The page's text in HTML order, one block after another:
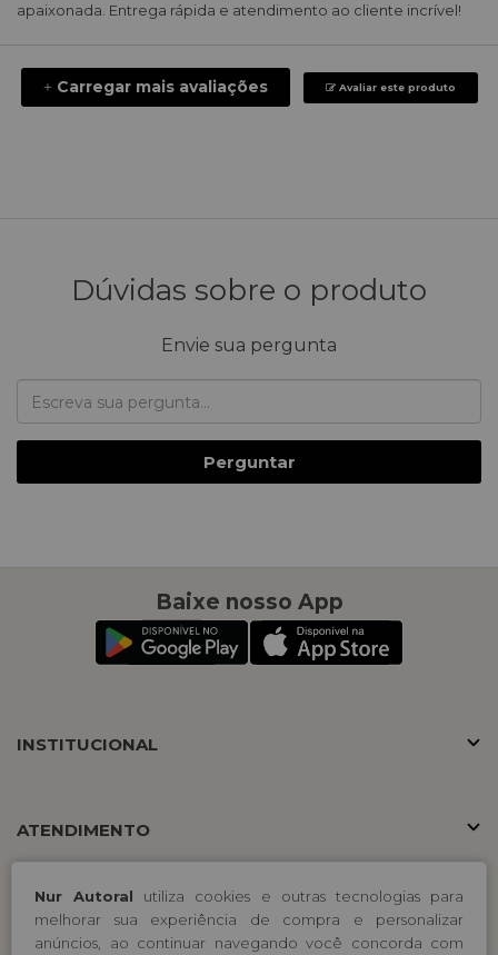
Nur Autoral utiliza cookies e outras tecnologias para
melhorar sua experiência de compra e personalizar
anúncios, ao continuar navegando você concorda com
apaixonada. Entrega rápida e atendimento ao cliente incrível!
+ Carregar mais avaliações Avaliar este produto
Dúvidas sobre o produto
Envie sua pergunta
Perguntar
Baixe nosso App
INSTITUCIONAL
ATENDIMENTO
CONTATO